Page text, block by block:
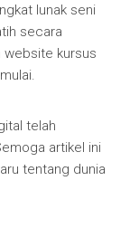
lunak seni
secara
website kursus
telah
artikel ini
tentang dunia